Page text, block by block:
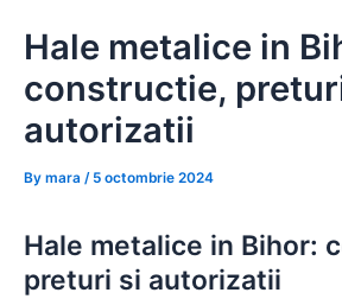
Hale metalice in
constructie,
autorizatii
By mara / 5 octombrie 2024
Hale metalice in Bihor:
preturi si autorizatii